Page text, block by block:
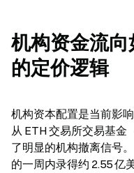
机构资金流
的定价逻辑
机构资本配置是当前影
从 ETH 交易所交易基金
了明显的机构撤离信号
的一周内录得约 2.55 亿